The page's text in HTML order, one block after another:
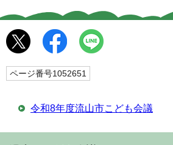
ページ番号1052651
令和8年度流山市こども会議